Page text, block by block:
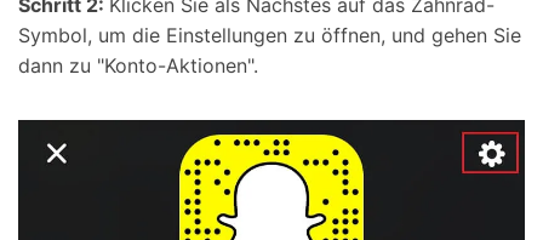
Symbol, um die Einstellungen zu öffnen, und gehen Sie
dann zu "Konto-Aktionen".